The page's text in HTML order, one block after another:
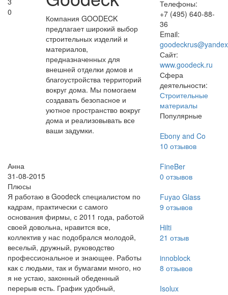
0
Компания GOODECK
предлагает широкий выбор
строительных изделий и
материалов,
предназначенных для
внешней отделки домов и
благоустройства территорий
вокруг дома. Мы помогаем
создавать безопасное и
уютное пространство вокруг
дома и реализовывать все
ваши задумки.
Анна
31-08-2015
Плюсы
Я работаю в Goodeck специалистом по
кадрам, практически с самого
основания фирмы, с 2011 года, работой
своей довольна, нравится все,
коллектив у нас подобрался молодой,
веселый, дружный, руководство
профессиональное и знающее. Работы
как с людьми, так и бумагами много, но
я не устаю, законный обеденный
перерыв есть. График удобный,
Телефоны:
+7 (495) 640-88-
36
Email:
Сайт:
www.goodeck.ru
Сфера
деятельности:
Строительные
материалы
Популярные
Ebony and Co
10 отзывов
FineBer
0 отзывов
Fuyao Glass
9 отзывов
Hilti
21 отзыв
innoblock
8 отзывов
Isolux